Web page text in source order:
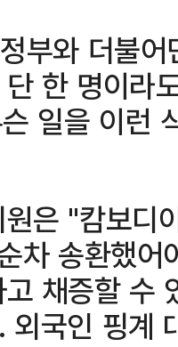
부와 더불
한 명이라
일을 이런
은 "캄보디
차 송환했
채증할 수
외국인 핑계